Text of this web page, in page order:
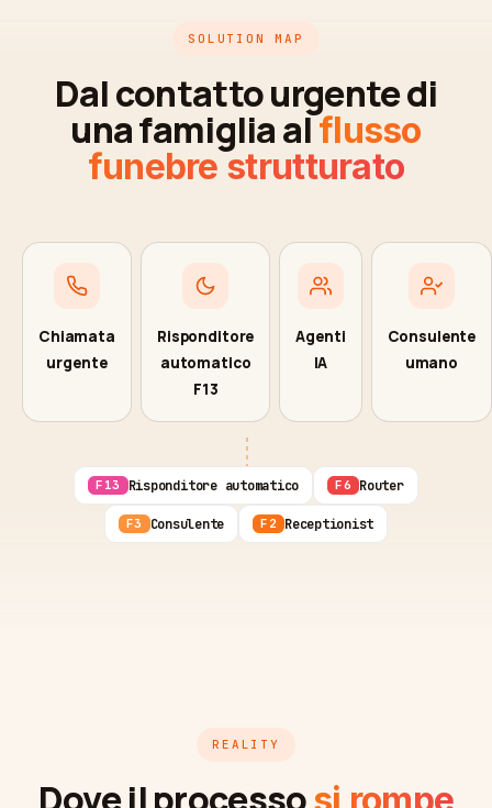
SOLUTION MAP
Dal contatto urgente di
una famiglia alflusso
funebre strutturato
Chiamata
urgente
Risponditore
automatico
F13
Agenti
IA
Consulente
umano
F13 Risponditore automatico F6 Router
F3 Consulente F2 Receptionist
REALITY